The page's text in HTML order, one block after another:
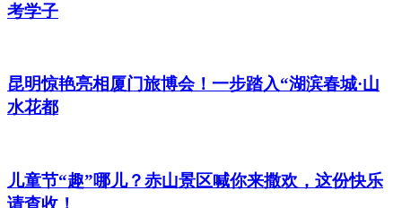
考学子
昆明惊艳亮相厦门旅博会！一步踏入“湖滨春城·山
水花都
儿童节“趣”哪儿？赤山景区喊你来撒欢，这份快乐
请查收！